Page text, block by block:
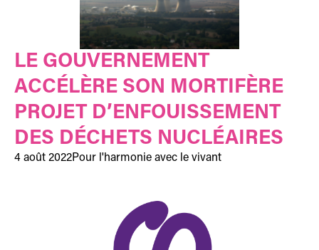
LE GOUVERNEMENT
ACCÉLÈRE SON MORTIFÈRE
PROJET D’ENFOUISSEMENT
DES DÉCHETS NUCLÉAIRES
4 août 2022Pour l'harmonie avec le vivant